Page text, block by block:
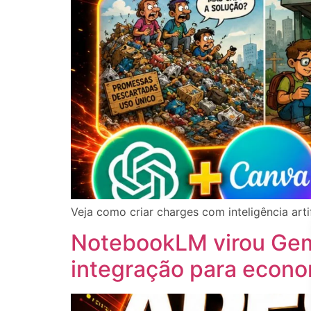
Veja como criar charges com inteligência
NotebookLM virou
integração para